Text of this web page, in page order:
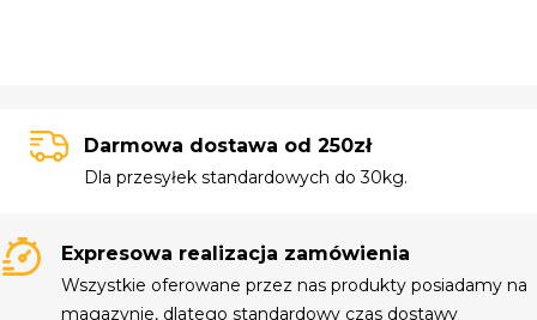
Darmowa dostawa od 250zł
Dla przesyłek standardowych do 30kg.
Expresowa realizacja zamówienia
Wszystkie oferowane przez nas produkty posiadamy na
magazynie, dlatego standardowy czas dostawy